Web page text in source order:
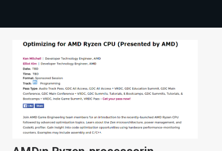
TECHBBS
TIETOA
HINTA.FI
KAUPPA